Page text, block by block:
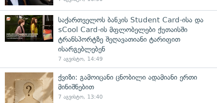
საქართველოს ბანკის Student Card-ისა და
sCool Card-ის მფლობელები ქუთაისში
ტრანსპორტზე შეღავათიანი ტარიფით
ისარგებლებენ
7 აგვისტო, 14:49
ქვიზი: გამოიცანი ცნობილი ადამიანი ერთი
მინიშნებით
7 აგვისტო, 13:40